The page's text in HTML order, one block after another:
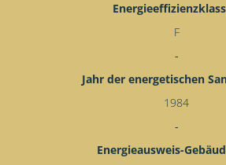
F
Jahr der energetischen
1984
Energieausweis-